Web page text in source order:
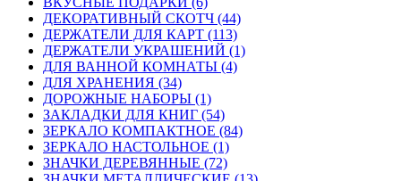
ДЕКОРАТИВНЫЙ СКОТЧ (44)
ДЕРЖАТЕЛИ ДЛЯ КАРТ (113)
ДЕРЖАТЕЛИ УКРАШЕНИЙ (1)
ДЛЯ ВАННОЙ КОМНАТЫ (4)
ДЛЯ ХРАНЕНИЯ (34)
ДОРОЖНЫЕ НАБОРЫ (1)
ЗАКЛАДКИ ДЛЯ КНИГ (54)
ЗЕРКАЛО КОМПАКТНОЕ (84)
ЗЕРКАЛО НАСТОЛЬНОЕ (1)
ЗНАЧКИ ДЕРЕВЯННЫЕ (72)